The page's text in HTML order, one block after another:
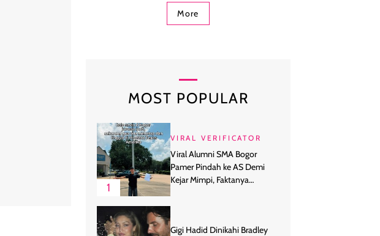
More
MOST POPULAR
1
VIRAL VERIFICATOR
Viral Alumni SMA Bogor
Pamer Pindah ke AS Demi
Kejar Mimpi, Faktanya
Gigi Hadid Dinikahi Bradley